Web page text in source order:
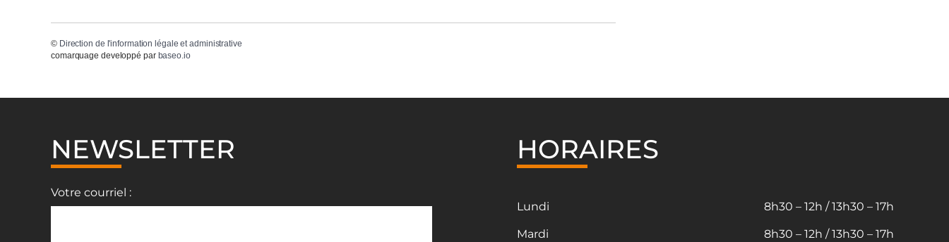
© Direction de l'information légale et administrative
comarquage developpé par baseo.io
NEWSLETTER
Votre courriel :
HORAIRES
Lundi
Mardi
8h30 – 12h / 13h30 – 17h
8h30 – 12h / 13h30 – 17h